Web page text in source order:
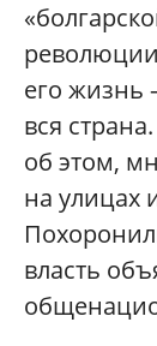
его жизнь
вся
об этом,
на улицах
власть